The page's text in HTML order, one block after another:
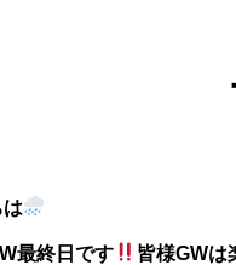
最終日です 皆様GWは